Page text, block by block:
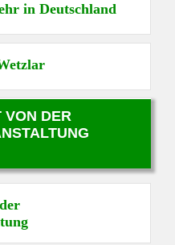
in Deutschland
VON DER